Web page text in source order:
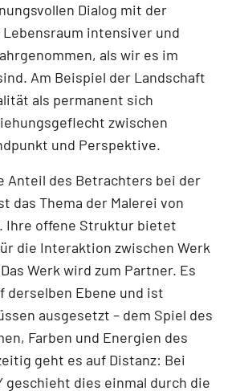
Dialog mit der
intensiver und
als wir es im
Am Beispiel der Landschaft
als permanent sich
zwischen
und Perspektive.
Anteil des Betrachters bei der
das Thema der Malerei von
Ihre offene Struktur bietet
die Interaktion zwischen Werk
Werk wird zum Partner. Es
derselben Ebene und ist
ausgesetzt – dem Spiel des
Farben und Energien des
geht es auf Distanz: Bei
geschieht dies einmal durch die